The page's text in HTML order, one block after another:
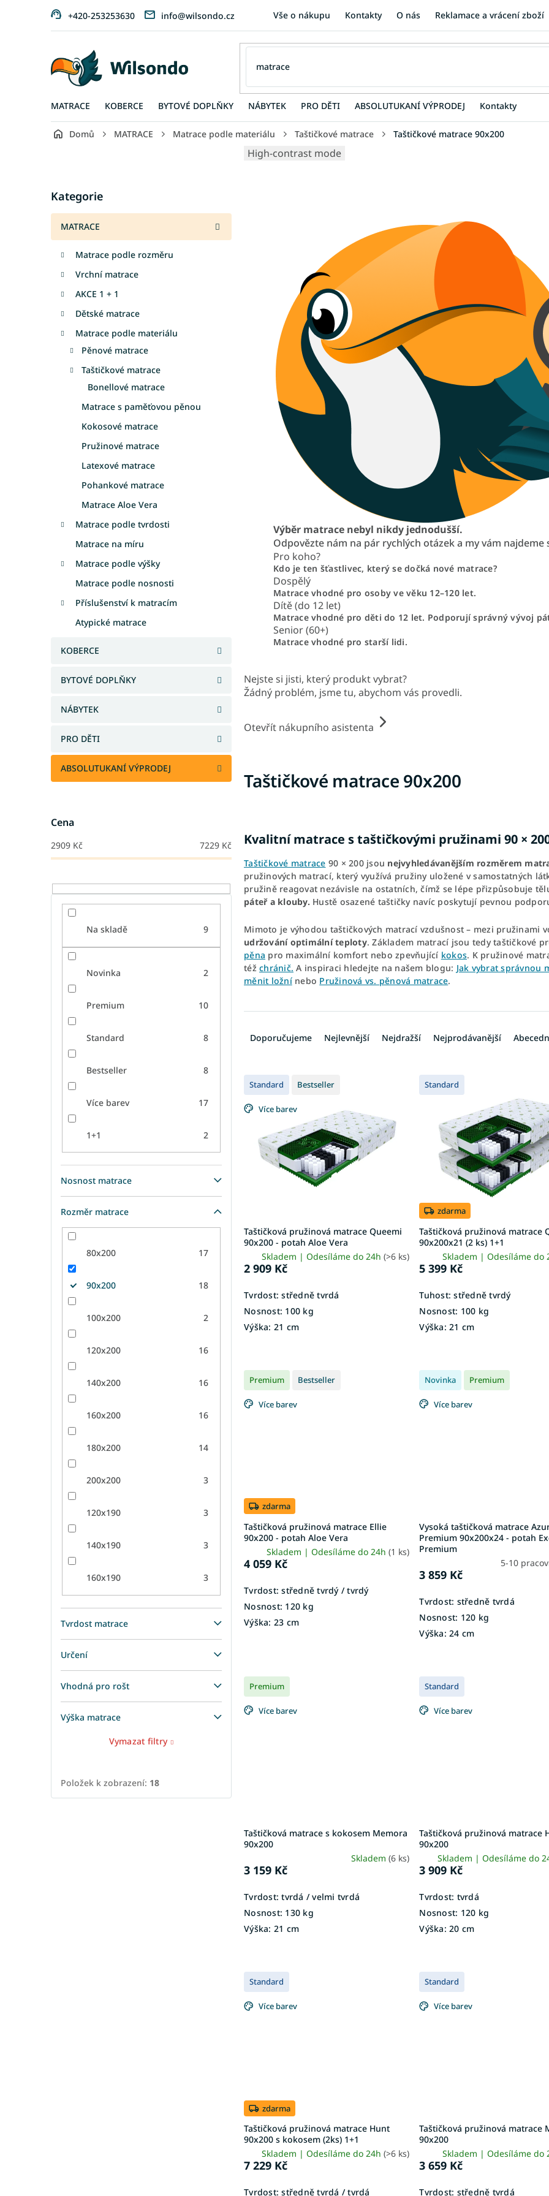
+420-253253630 info@wilsondo.cz Vše o nákupu Kontakty O nás Reklamace a vrácení zboží
MATRACE KOBERCE BYTOVÉ DOPLŇKY NÁBYTEK PRO DĚTI ABSOLUTUKANÍ VÝPRODEJ Kontakty
Domů MATRACE Matrace podle materiálu Taštičkové matrace Taštičkové matrace 90x200
t
r
a
kategorie
Kategorie
MATRACE
Matrace podle rozměru
Vrchní matrace
AKCE 1 + 1
Dětské matrace
Matrace podle materiálu
Pěnové matrace
Taštičkové matrace
Bonellové matrace
Matrace s paměťovou pěnou
Kokosové matrace
Pružinové matrace
Latexové matrace
Pohankové matrace
Matrace Aloe Vera
Matrace podle tvrdosti
Matrace na míru
Matrace podle výšky
Matrace podle nosnosti
Příslušenství k matracím
Atypické matrace
KOBERCE
BYTOVÉ DOPLŇKY
NÁBYTEK
PRO DĚTI
ABSOLUTUKANÍ VÝPRODEJ
Cena
2909 Kč 7229 Kč
Na skladě 9
Novinka 2
Premium 10
Standard 8
Bestseller 8
Více barev 17
1+1 2
Nosnost matrace
Rozměr matrace
80x200 17
90x200 18
100x200 2
120x200 16
140x200 16
160x200 16
180x200 14
200x200 3
120x190 3
140x190 3
160x190 3
Tvrdost matrace
Určení
Vhodná pro rošt
Výška matrace
Vymazat filtry
Položek k zobrazení: 18
Taštičkové matrace 90x200
High-contrast mode
Výběr matrace nebyl nikdy jednodušší.
Odpovězte nám na pár rychlých otázek a my vám
Pro koho?
Kdo je ten šťastlivec, který se dočká nové matrace?
Dospělý
Matrace vhodné pro osoby ve věku 12–120 let.
Dítě (do 12 let)
Matrace vhodné pro děti do 12 let. Podporují správný vývoj
Senior (60+)
Matrace vhodné pro starší lidi.
Nejste si jisti, který produkt vybrat?
Žádný problém, jsme tu, abychom vás provedli.
Otevřít nákupního asistenta
Kvalitní matrace s taštičkovými pružinami 90 ×
Taštičkové matrace 90 × 200 jsou nejvyhledávanějším rozměrem
pružinových matrací, který využívá pružiny uložené v samostatných
pružině reagovat nezávisle na ostatních, čímž se lépe přizpůsobuje
páteř a klouby. Hustě osazené taštičky navíc poskytují pevnou
Mimoto je výhodou taštičkových matrací vzdušnost – mezi pružinami
udržování optimální teploty. Základem matrací jsou tedy taštičkové
pěna pro maximální komfort nebo zpevňující kokos. K pružinové
též chránič. A inspiraci hledejte na našem blogu: Jak vybrat správnou
měnit ložnínebo Pružinová vs. pěnová matrace.
n
p
r
Doporučujeme Nejlevnější Nejdražší Nejprodávanější
V
ý
p
i
ů
Standard Bestseller
Více barev
Taštičková pružinová matrace Queemi
90x200 - potah Aloe Vera
Skladem | Odesíláme do 24h(>6 ks)
2 909 Kč
Tvrdost: středně tvrdá
Nosnost: 100 kg
Výška: 21 cm
Standard
zdarma
Taštičková pružinová matrace
90x200x21 (2 ks) 1+1
Skladem | Odesíláme do
5 399 Kč
Tuhost: středně tvrdý
Nosnost: 100 kg
Výška: 21 cm
Premium Bestseller
Více barev
zdarma
Taštičková pružinová matrace Ellie
90x200 - potah Aloe Vera
Skladem | Odesíláme do 24h(1 ks)
4 059 Kč
Tvrdost: středně tvrdý / tvrdý
Nosnost: 120 kg
Výška: 23 cm
Novinka Premium
Více barev
Vysoká taštičková matrace
Premium 90x200x24 - potah
Premium
5-10
3 859 Kč
Tvrdost: středně tvrdá
Nosnost: 120 kg
Výška: 24 cm
Premium
Více barev
Taštičková matrace s kokosem Memora
90x200
Skladem(6 ks)
3 159 Kč
Tvrdost: tvrdá / velmi tvrdá
Nosnost: 130 kg
Výška: 21 cm
Standard
Více barev
Taštičková pružinová matrace
90x200
Skladem | Odesíláme do
3 909 Kč
Tvrdost: tvrdá
Nosnost: 120 kg
Výška: 20 cm
Standard
Více barev
zdarma
Taštičková pružinová matrace Hunt
90x200 s kokosem (2ks) 1+1
Skladem | Odesíláme do 24h(>6 ks)
7 229 Kč
Tvrdost: středně tvrdá / tvrdá
Standard
Více barev
Taštičková pružinová matrace
90x200
Skladem | Odesíláme do
3 659 Kč
Tvrdost: středně tvrdá